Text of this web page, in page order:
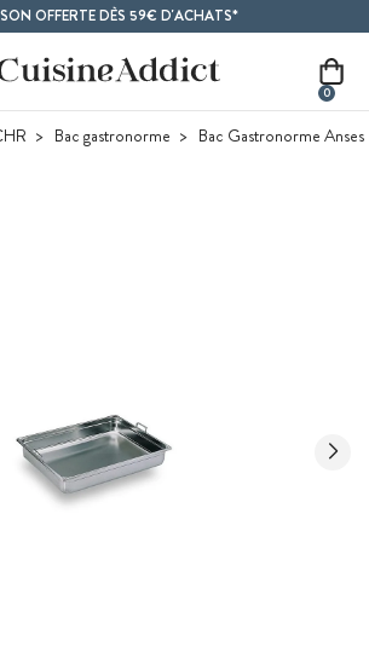
OFFERTE DÈS 59€ D'ACHATS*
0
Bac gastronorme Bac Gastronorme